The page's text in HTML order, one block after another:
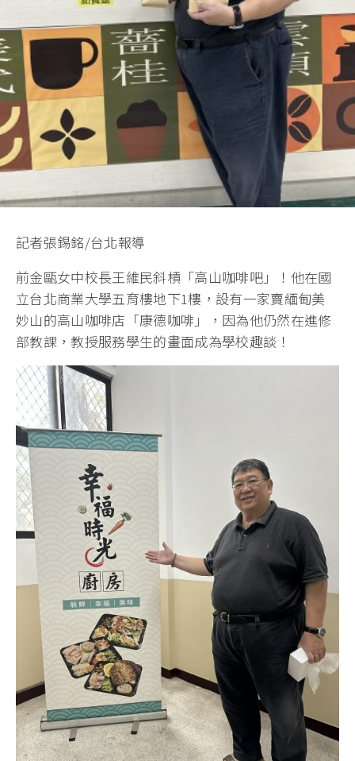
記者張錫銘/台北報導
前金甌女中校長王維民斜槓「高山咖啡吧」！他在國
立台北商業大學五育樓地下1樓，設有一家賣緬甸美
妙山的高山咖啡店「康德咖啡」，因為他仍然在進修
部教課，教授服務學生的畫面成為學校趣談！